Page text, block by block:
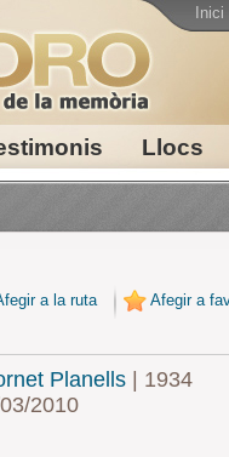
Llocs
Inici
a la ruta
Afegir a
Planells| 1934
2010